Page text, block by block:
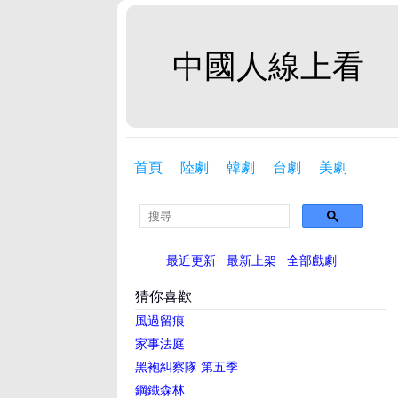
中國人線上看
首頁 陸劇 韓劇 台劇 美劇
最近更新 最新上架 全部戲劇
猜你喜歡
風過留痕
家事法庭
黑袍糾察隊 第五季
鋼鐵森林